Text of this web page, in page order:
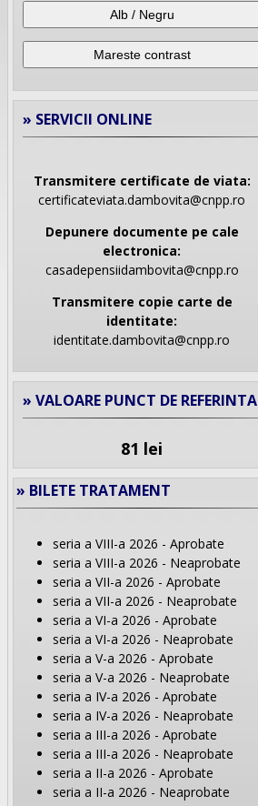
Alb / Negru
Mareste contrast
» SERVICII ONLINE
Transmitere certificate de viata:
certificateviata.dambovita@cnpp.ro
Depunere documente pe cale
electronica:
casadepensiidambovita@cnpp.ro
Transmitere copie carte de
identitate:
identitate.dambovita@cnpp.ro
» VALOARE PUNCT DE REFERINTA
81 lei
» BILETE TRATAMENT
seria a VIII-a 2026 - Aprobate
seria a VIII-a 2026 - Neaprobate
seria a VII-a 2026 - Aprobate
seria a VII-a 2026 - Neaprobate
seria a VI-a 2026 - Aprobate
seria a VI-a 2026 - Neaprobate
seria a V-a 2026 - Aprobate
seria a V-a 2026 - Neaprobate
seria a IV-a 2026 - Aprobate
seria a IV-a 2026 - Neaprobate
seria a III-a 2026 - Aprobate
seria a III-a 2026 - Neaprobate
seria a II-a 2026 - Aprobate
seria a II-a 2026 - Neaprobate